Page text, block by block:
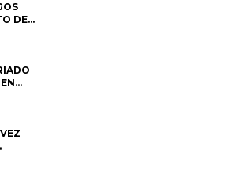
DE
LOS